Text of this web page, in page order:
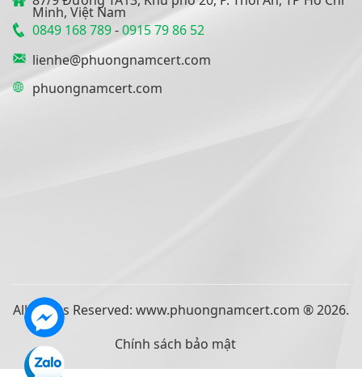
Minh, Việt Nam
0849 168 789-0915 79 86 52
lienhe@phuongnamcert.com
phuongnamcert.com
All Rights Reserved: www.phuongnamcert.com ® 2026.
Chính sách bảo mật